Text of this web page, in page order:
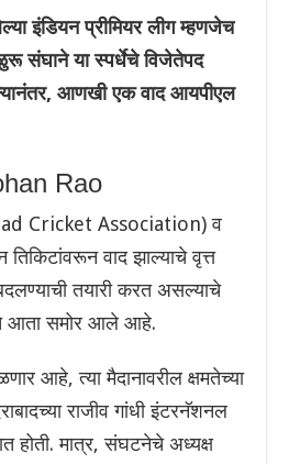
इंडियन प्रीमियर लीग म्हणजेच
संघाने या स्पर्धेचे विजेतेपद
आणखी एक वाद आयपीएल
Rao
Cricket Association) व
वाद झाल्याचे वृत्त
तयारी करत असल्याचे
आता समोर आले आहे.
आहे, त्या मैदानावरील क्षमतेच्या
राजीव गांधी इंटरनॅशनल
होती. मात्र, संघटनेचे अध्यक्ष